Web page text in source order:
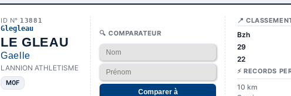
ID N° 13881
Glegleau
LE GLEAU
Gaelle
LANNION ATHLETISME
M0F
🔍 COMPARATEUR
Comparer à
📍
Bzh
29
22
⚡ RECORDS
10 km